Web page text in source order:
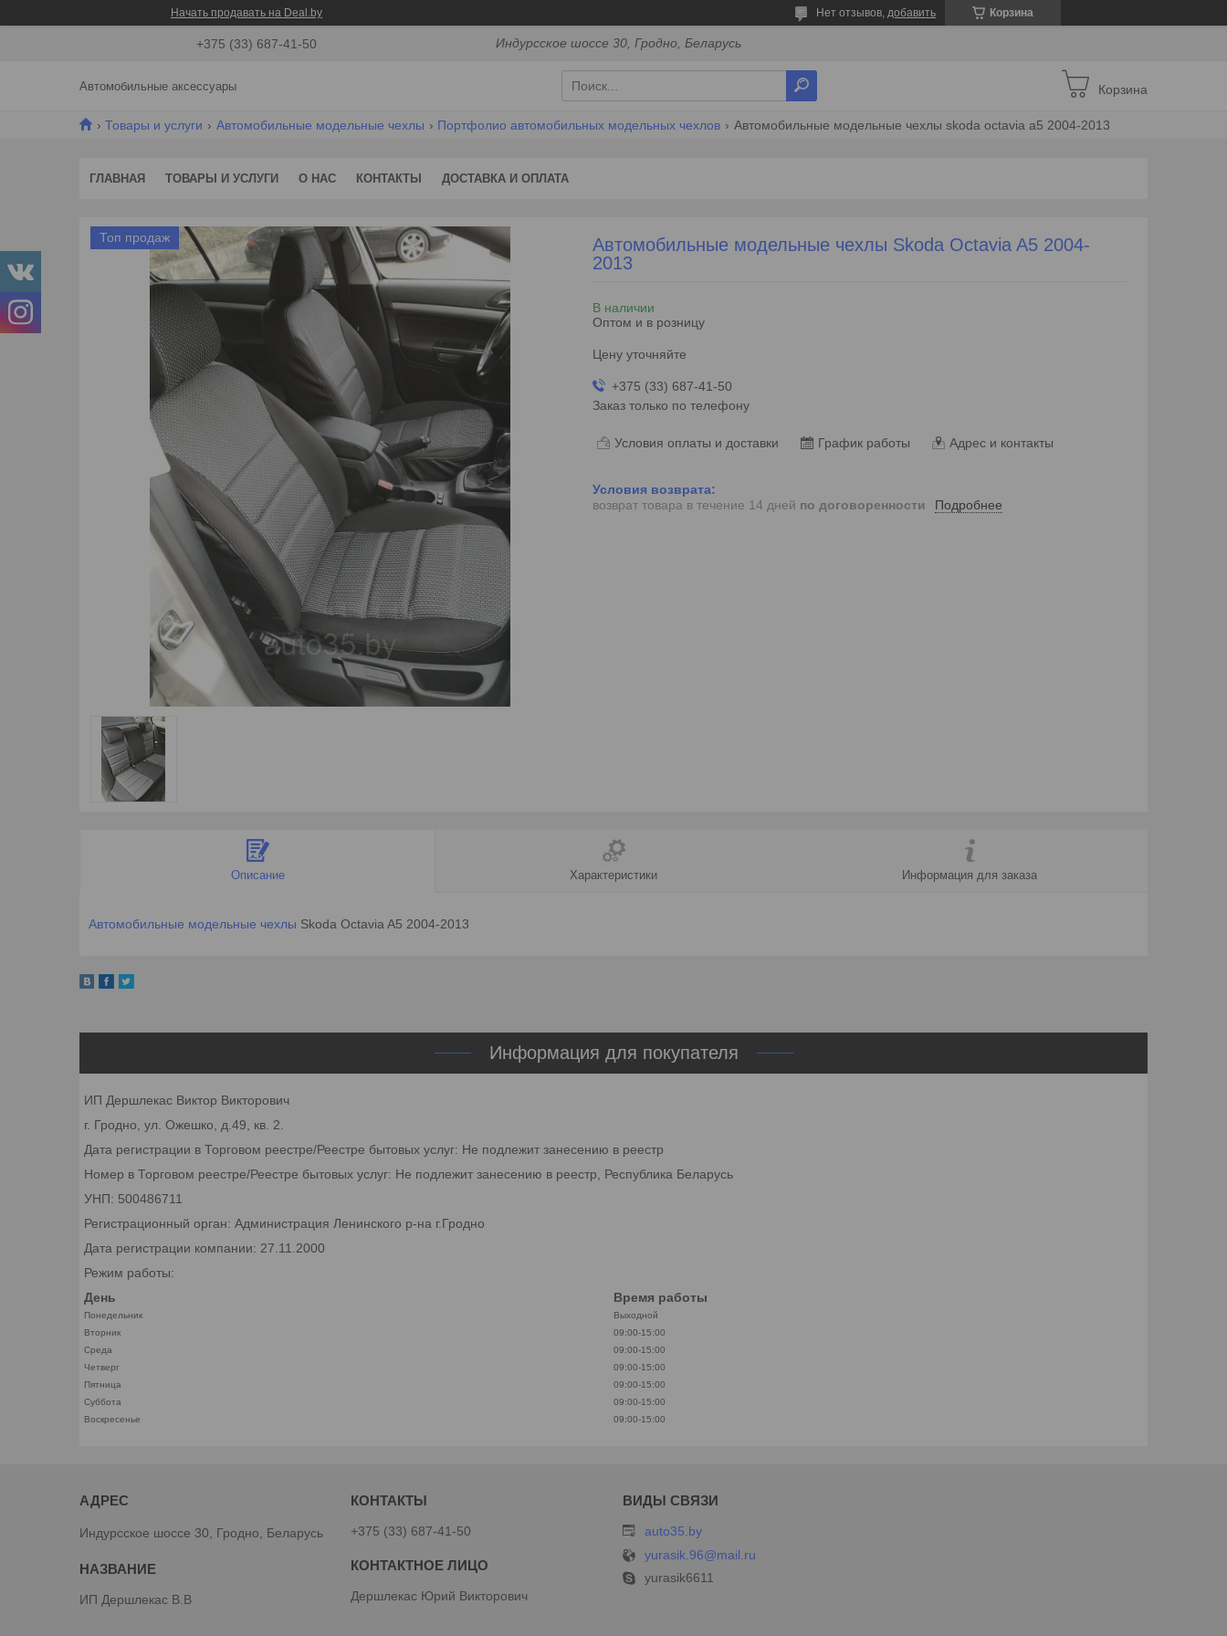
Начать продавать на Deal.by Корзина
Нет отзывов, добавить
+375 (33) 687-41-50 Индурсское шоссе 30, Гродно, Беларусь
Автомобильные аксессуары Корзина
Товары и услуги Автомобильные модельные чехлы Портфолио автомобильных модельных чехлов Автомобильные модельные чехлы skoda octavia a5 2004-2013
ГЛАВНАЯ ТОВАРЫ И УСЛУГИ О НАС КОНТАКТЫ ДОСТАВКА И ОПЛАТА
Топ продаж
Автомобильные модельные чехлы Skoda Octavia A5 2004-
2013
В наличии
Оптом и в розницу
Цену уточняйте
+375 (33) 687-41-50
Заказ только по телефону
Условия оплаты и доставки График работы Адрес и контакты
возврат товара в течение 14 дней по договоренности Подробнее
Описание Характеристики Информация для заказа
Автомобильные модельные чехлы Skoda Octavia A5 2004-2013
Информация для покупателя
ИП Дершлекас Виктор Викторович
г. Гродно, ул. Ожешко, д.49, кв. 2.
Дата регистрации в Торговом реестре/Реестре бытовых услуг: Не подлежит занесению в реестр
Номер в Торговом реестре/Реестре бытовых услуг: Не подлежит занесению в реестр, Республика Беларусь
УНП: 500486711
Регистрационный орган: Администрация Ленинского р-на г.Гродно
Дата регистрации компании: 27.11.2000
Режим работы:
День
Время работы
Понедельник
Выходной
Вторник
09:00-15:00
Среда
09:00-15:00
Четверг
09:00-15:00
Пятница
09:00-15:00
Суббота
09:00-15:00
Воскресенье
09:00-15:00
Индурсское шоссе 30, Гродно, Беларусь
ИП Дершлекас В.В
+375 (33) 687-41-50
Дершлекас Юрий Викторович
auto35.by
yurasik.96@mail.ru
yurasik6611